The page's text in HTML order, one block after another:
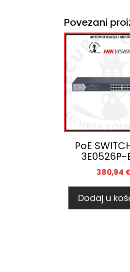
Povezani
PoE
3E0526P-
380,94
Dodaj u